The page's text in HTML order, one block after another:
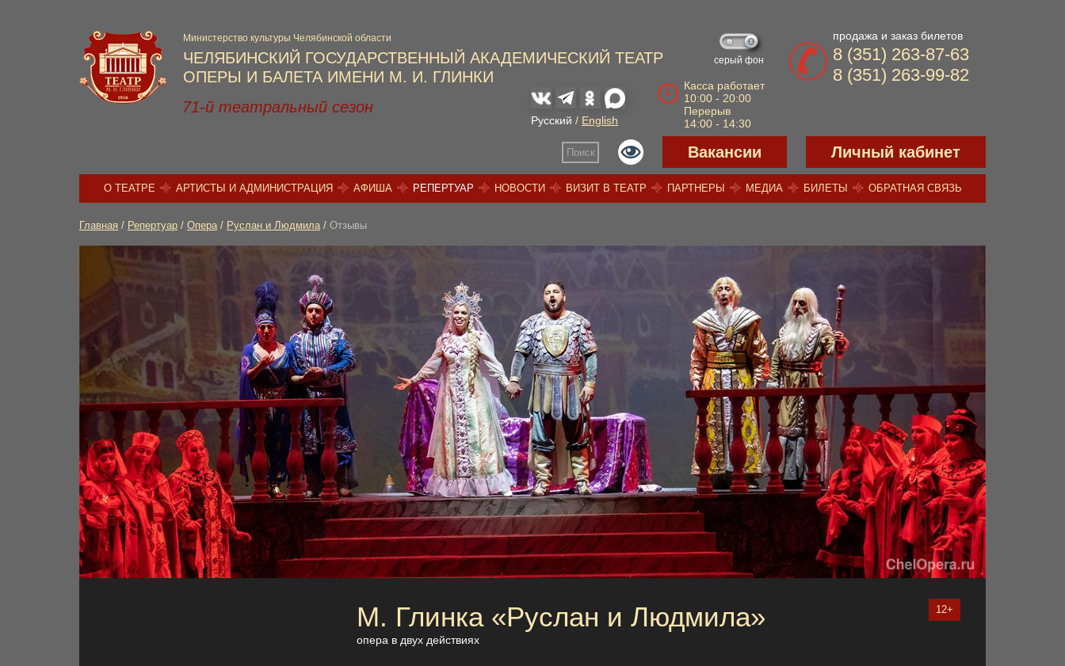
ЧЕЛЯБИНСКИЙ ГОСУДАРСТВЕННЫЙ АКАДЕМИЧЕСКИЙ ТЕАТР
ОПЕРЫ И БАЛЕТА ИМЕНИ М. И. ГЛИНКИ
Министерство культуры Челябинской области
серый фон
Касса работает
10:00 - 20:00
Перерыв
14:00 - 14:30
Русский / English
продажа и заказ билетов
8 (351) 263-87-63
8 (351) 263-99-82
71-й театральный сезон
Поиск Вакансии Личный кабинет
О ТЕАТРЕ АРТИСТЫ И АДМИНИСТРАЦИЯ АФИША РЕПЕРТУАР НОВОСТИ ВИЗИТ В ТЕАТР ПАРТНЕРЫ МЕДИА БИЛЕТЫ ОБРАТНАЯ СВЯЗЬ
Главная / Репертуар / Опера/ Руслан и Людмила/ Отзывы
12+
М. Глинка «Руслан и Людмила»
опера в двух действиях